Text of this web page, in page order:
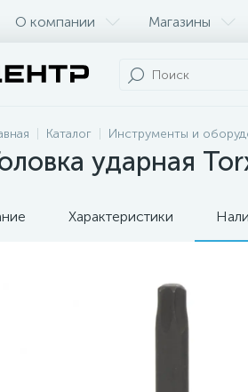
О компании Магазины
Каталог Инструменты и
ударная
Характеристики